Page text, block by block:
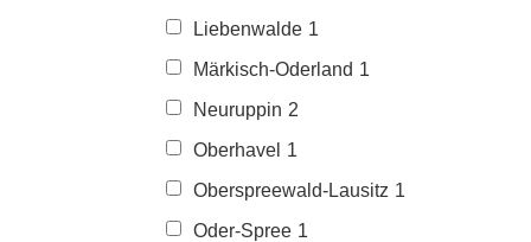
Liebenwalde 1
Märkisch-Oderland 1
Neuruppin 2
Oberhavel 1
Oberspreewald-Lausitz 1
Oder-Spree 1